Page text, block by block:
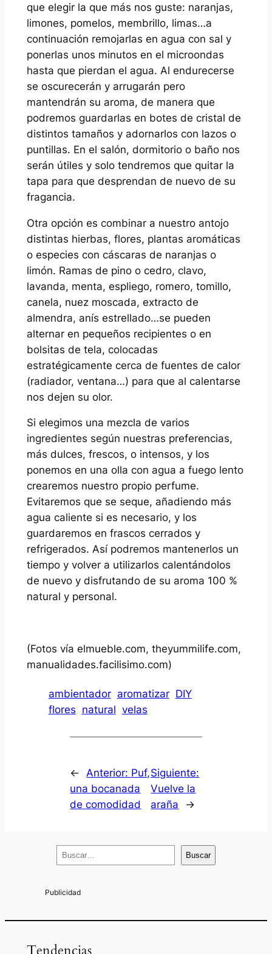
que elegir la que más nos guste: naranjas,
limones, pomelos, membrillo, limas…a
continuación remojarlas en agua con sal y
ponerlas unos minutos en el microondas
hasta que pierdan el agua. Al endurecerse
se oscurecerán y arrugarán pero
mantendrán su aroma, de manera que
podremos guardarlas en botes de cristal de
distintos tamaños y adornarlos con lazos o
puntillas. En el salón, dormitorio o baño nos
serán útiles y solo tendremos que quitar la
tapa para que desprendan de nuevo de su
fragancia.
Otra opción es combinar a nuestro antojo
distintas hierbas, flores, plantas aromáticas
o especies con cáscaras de naranjas o
limón. Ramas de pino o cedro, clavo,
lavanda, menta, espliego, romero, tomillo,
canela, nuez moscada, extracto de
almendra, anís estrellado…se pueden
alternar en pequeños recipientes o en
bolsitas de tela, colocadas
estratégicamente cerca de fuentes de calor
(radiador, ventana…) para que al calentarse
nos dejen su olor.
Si elegimos una mezcla de varios
ingredientes según nuestras preferencias,
más dulces, frescos, o intensos, y los
ponemos en una olla con agua a fuego lento
crearemos nuestro propio perfume.
Evitaremos que se seque, añadiendo más
agua caliente si es necesario, y los
guardaremos en frascos cerrados y
refrigerados. Así podremos mantenerlos un
tiempo y volver a utilizarlos calentándolos
de nuevo y disfrutando de su aroma 100 %
natural y personal.
(Fotos vía elmueble.com, theyummilife.com,
manualidades.facilisimo.com)
ambientador aromatizar DIY
flores natural velas
← Anterior: Puf,
una bocanada
de comodidad
Siguiente:
Vuelve la
araña
→
u
Buscar